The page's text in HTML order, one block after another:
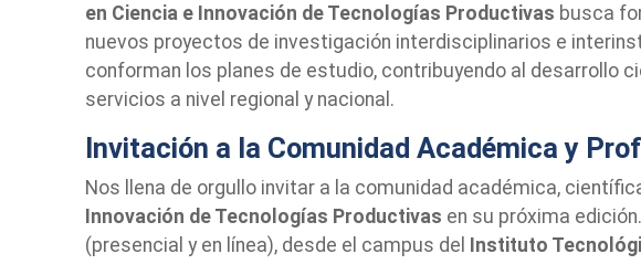
en Ciencia e Innovación de Tecnologías Productivas busca
nuevos proyectos de investigación interdisciplinarios e
conforman los planes de estudio, contribuyendo al desarrollo
servicios a nivel regional y nacional.
Invitación a la Comunidad Académica y
Nos llena de orgullo invitar a la comunidad académica,
Innovación de Tecnologías Productivas en su próxima
(presencial y en línea), desde el campus del Instituto